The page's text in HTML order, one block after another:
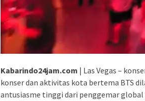
Kabarindo24jam.com | Las Vegas –
konser dan aktivitas kota bertema BTS
antusiasme tinggi dari penggemar